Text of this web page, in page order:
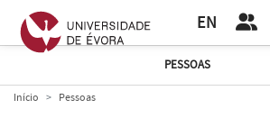
EN
PESSOAS
Início Pessoas